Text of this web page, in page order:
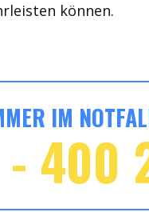
können.
IM
400